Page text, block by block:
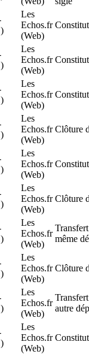
Les
Echos.fr
(Web)
Les
Echos.fr
(Web)
Les
Echos.fr
(Web)
Les
Echos.fr
(Web)
Clôture
Les
Echos.fr
(Web)
Les
Echos.fr
(Web)
Clôture
Les
Echos.fr
(Web)
même
Les
Echos.fr
(Web)
Clôture
Les
Echos.fr
(Web)
autre
Les
Echos.fr
(Web)